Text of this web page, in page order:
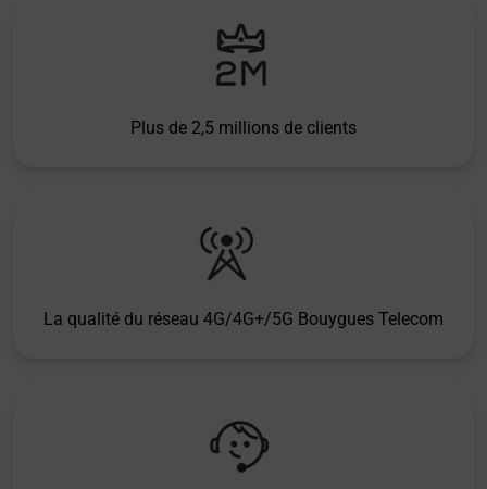
Plus de 2,5 millions de clients
La qualité du réseau 4G/4G+/5G Bouygues Telecom